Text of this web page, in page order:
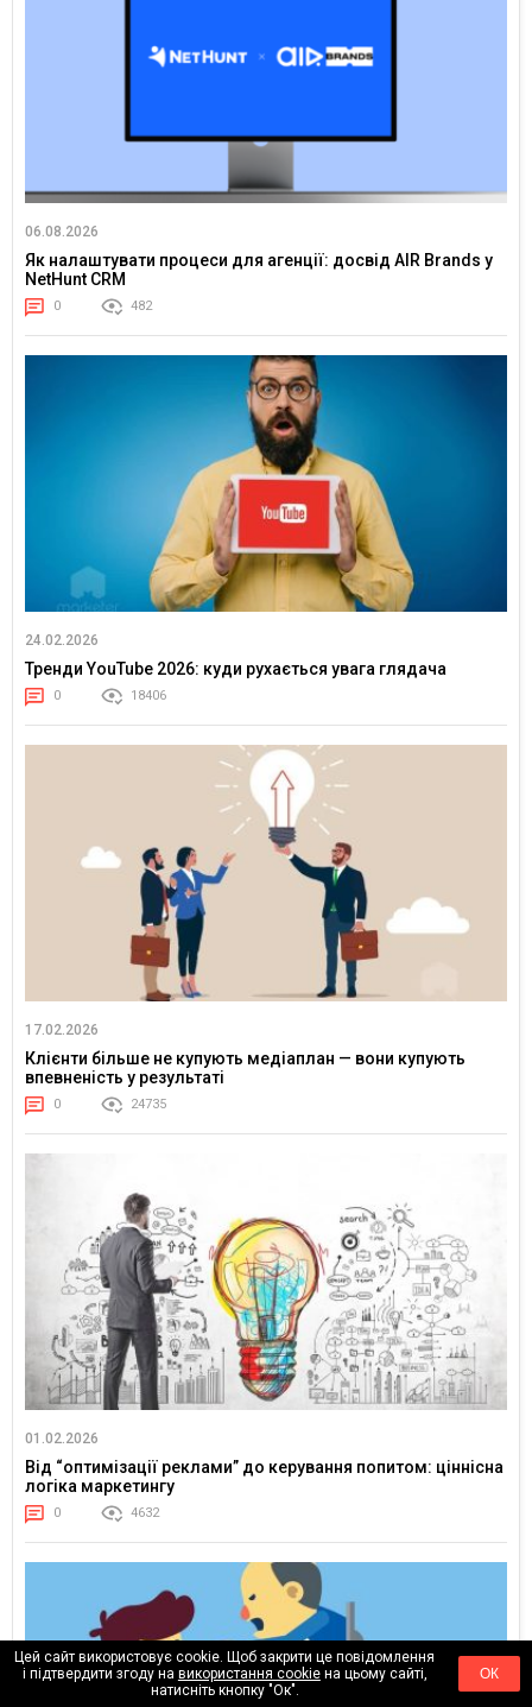
06.08.2026
Як налаштувати процеси для агенції: досвід AIR Brands у
NetHunt CRM
0 482
24.02.2026
Тренди YouTube 2026: куди рухається увага глядача
0 18406
17.02.2026
Клієнти більше не купують медіаплан — вони купують
впевненість у результаті
0 24735
01.02.2026
Від “оптимізації реклами” до керування попитом: ціннісна
логіка маркетингу
0 4632
Цей сайт використовує cookie. Щоб закрити це повідомлення
і підтвердити згоду на використання cookieна цьому сайті,
натисніть кнопку "Ок".
ОК